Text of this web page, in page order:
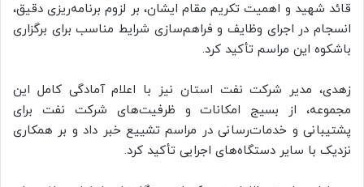
قائد شهید و اهمیت تکریم مقام ایشان، بر لزوم برنامه‌ریزی دقیق،
انسجام در اجرای وظایف و فراهم‌سازی شرایط مناسب برای برگزاری
باشکوه این مراسم تأکید کرد.
زهدی، مدیر شرکت نفت استان نیز با اعلام آمادگی کامل این
مجموعه، از بسیج امکانات و ظرفیت‌های شرکت نفت برای
پشتیبانی و خدمات‌رسانی در مراسم تشییع خبر داد و بر همکاری
نزدیک با سایر دستگاه‌های اجرایی تأکید کرد.